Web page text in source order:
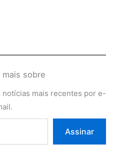
mais sobre
mais recentes por e-
Assinar